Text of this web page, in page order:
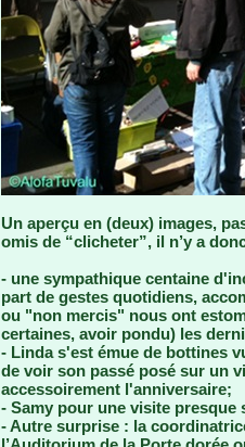
Un aperçu en (deux) images,
omis de “clicheter”, il n’y a
- une sympathique centaine
part de gestes quotidiens,
ou "non mercis" nous ont
certaines, avoir pondu) les
- Linda s'est émue de bottines
de voir son passé posé sur un
accessoirement l'anniversaire;
- Samy pour une visite presque
- Autre surprise : la